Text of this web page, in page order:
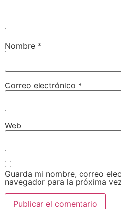
Nombre *
Correo electrónico *
Web
Guarda mi nombre, correo
navegador para la próxima